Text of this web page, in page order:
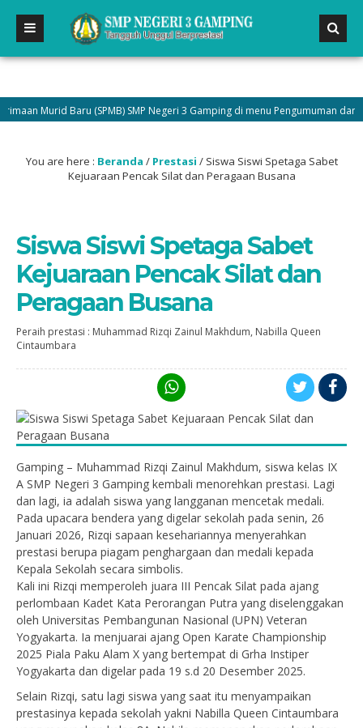
Murid Baru (SPMB) SMP Negeri 3 Gamping di menu Pengumuman dan
You are here : Beranda / Prestasi / Siswa Siswi Spetaga Sabet
Kejuaraan Pencak Silat dan Peragaan Busana
Siswa Siswi Spetaga Sabet
Kejuaraan Pencak Silat dan
Peragaan Busana
Peraih prestasi : Muhammad Rizqi Zainul Makhdum, Nabilla Queen
Cintaumbara
Gamping – Muhammad Rizqi Zainul Makhdum, siswa kelas IX
A SMP Negeri 3 Gamping kembali menorehkan prestasi. Lagi
dan lagi, ia adalah siswa yang langganan mencetak medali.
Pada upacara bendera yang digelar sekolah pada senin, 26
Januari 2026, Rizqi sapaan kesehariannya menyerahkan
prestasi berupa piagam penghargaan dan medali kepada
Kepala Sekolah secara simbolis.
Kali ini Rizqi memperoleh juara III Pencak Silat pada ajang
perlombaan Kadet Kata Perorangan Putra yang diselenggakan
oleh Universitas Pembangunan Nasional (UPN) Veteran
Yogyakarta. Ia menjuarai ajang Open Karate Championship
2025 Piala Paku Alam X yang bertempat di Grha Instiper
Yogyakarta dan digelar pada 19 s.d 20 Desember 2025.
Selain Rizqi, satu lagi siswa yang saat itu menyampaikan
prestasinya kepada sekolah yakni Nabilla Queen Cintaumbara